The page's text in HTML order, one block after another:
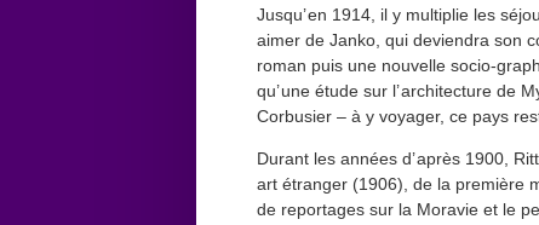
Jusqu’ en 1914, il y multiplie les
aimer de Janko, qui deviendra son
roman puis une nouvelle socio-
qu’ une étude sur l’ architecture de
Corbusier – à y voyager, ce pays
Durant les années d’ après 1900,
art étranger (1906), de la première
de reportages sur la Moravie et le